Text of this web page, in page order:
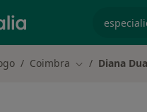
Coimbra Mudar de
Diana